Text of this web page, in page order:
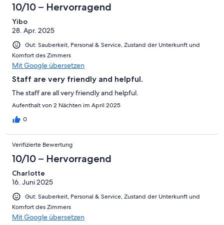
10/10 – Hervorragend
Yibo
28. Apr. 2025
Gut: Sauberkeit, Personal & Service, Zustand der Unterkunft und
Komfort des Zimmers
Mit Google übersetzen
Staff are very friendly and helpful.
The staff are all very friendly and helpful.
Aufenthalt von 2 Nächten im April 2025
0
Verifizierte Bewertung
10/10 – Hervorragend
Charlotte
16. Juni 2025
Gut: Sauberkeit, Personal & Service, Zustand der Unterkunft und
Komfort des Zimmers
Mit Google übersetzen